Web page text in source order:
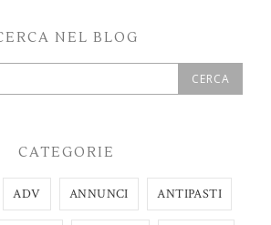
NEL BLOG
CATEGORIE
ADV ANNUNCI ANTIPASTI